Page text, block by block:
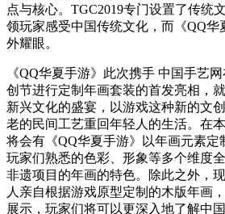
点与核心。TGC2019专门设置了传统
领玩家感受中国传统文化，而《QQ华
外耀眼。
《QQ华夏手游》此次携手 中国手艺
创节进行定制年画套装的首发亮相，
新兴文化的盛宴，以游戏这种新的文
老的民间工艺重回年轻人的生活。在本
将会有《QQ华夏手游》以年画元素定
玩家们熟悉的色彩、形象等多个维度
非遗项目的年画的特色。除此之外，
人亲自根据游戏原型定制的木版年画
展示，玩家们将可以更深入地了解中